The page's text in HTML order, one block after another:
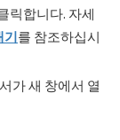
릭합니다. 자세
기를 참조하십시
가 새 창에서 열